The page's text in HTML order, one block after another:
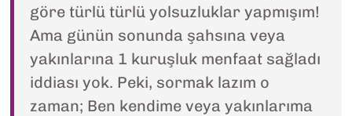
göre türlü türlü yolsuzluklar yapmışım!
Ama günün sonunda şahsına veya
yakınlarına 1 kuruşluk menfaat sağladı
iddiası yok. Peki, sormak lazım o
zaman; Ben kendime veya yakınlarıma